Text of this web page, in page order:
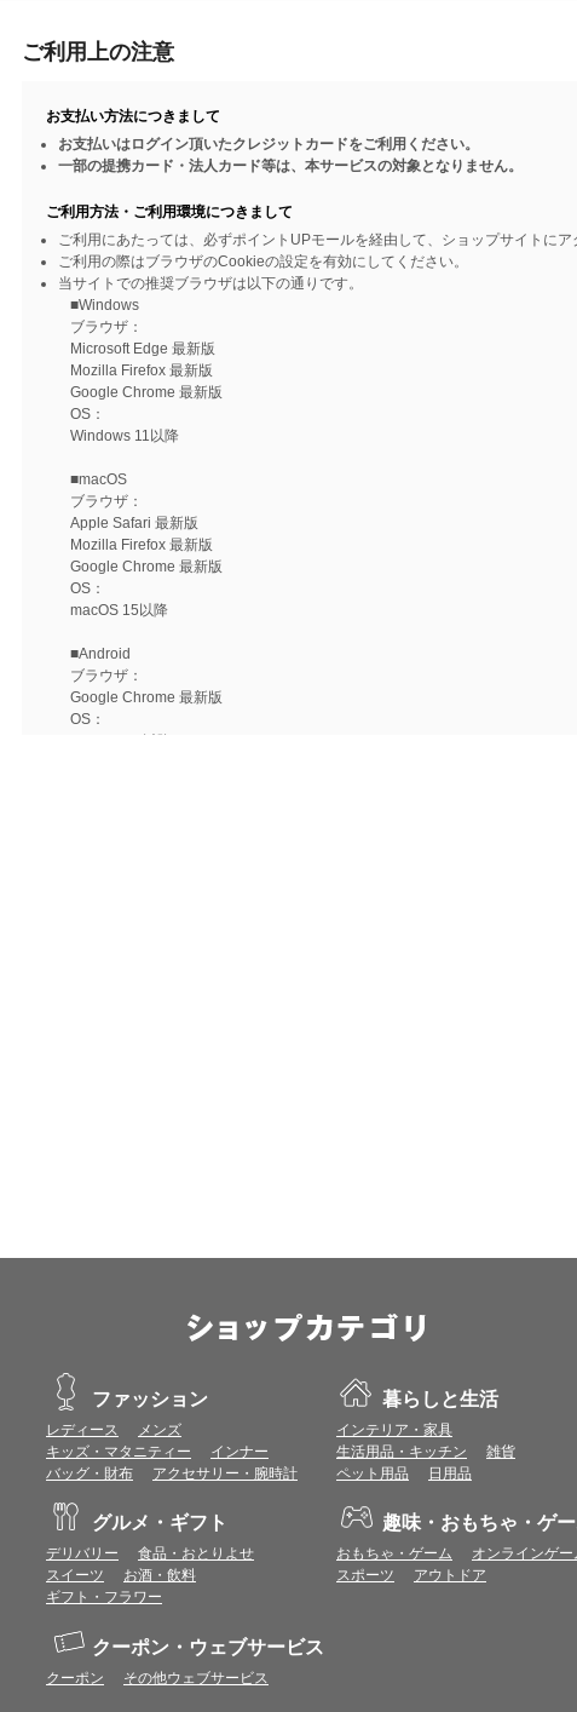
ご利用上の注意
お支払い方法につきまして
お支払いはログイン頂いたクレジットカードをご利用ください。
一部の提携カード・法人カード等は、本サービスの対象となりません。
ご利用方法・ご利用環境につきまして
ご利用にあたっては、必ずポイントUPモールを経由して、ショップサイトにア
ご利用の際はブラウザのCookieの設定を有効にしてください。
当サイトでの推奨ブラウザは以下の通りです。
■Windows
ブラウザ：
Microsoft Edge 最新版
Mozilla Firefox 最新版
Google Chrome 最新版
OS：
Windows 11以降
■macOS
ブラウザ：
Apple Safari 最新版
Mozilla Firefox 最新版
Google Chrome 最新版
OS：
macOS 15以降
■Android
ブラウザ：
Google Chrome 最新版
OS：
Android 15以降
商品購入後、購入内容等に変更があった場合は、プレミアムポイント付与の対
商品をキャンセル・返品した場合は、プレミアムポイント付与の対象となりませ
プレミアムポイントはワールドプレゼントのポイントとして景品等に交換できま
一部対象外となるサービスがあります。
ワールドプレゼントのお問合せの際は各ショップが発行する注文番号等が必要
に届く注文番号等の記載のあるメールを必ず保管してください。
各ショップのアプリ上で購入した場合はポイントUPの対象外となります。
トへ遷移する場合がございますが、その場合も対象外となる可能性があります。
お気に入りショップについて
お気に入りに登録すると、以降、ショップ詳細ページ（ポイント付与条件確認
ら直接ショップサイトへアクセスすることができます。
お気に入りに登録したショップは、トップページ等の画面左側のお気に入りシ
（一部画面では表示されない場合があります。）
お気に入りショップからショップサイトへアクセスする場合、
ファッション
レディース
メンズ
キッズ・マタニティー
インナー
バッグ・財布
アクセサリー・腕時計
暮らしと生活
インテリア・家具
生活用品・キッチン
雑貨
ペット用品
日用品
グルメ・ギフト
デリバリー
食品・おとりよせ
スイーツ
お酒・飲料
ギフト・フラワー
趣味・おもちゃ・ゲ
おもちゃ・ゲーム
オンラインゲー
スポーツ
アウトドア
クーポン・ウェブサービス
クーポン その他ウェブサービス